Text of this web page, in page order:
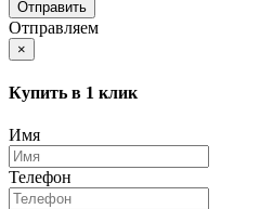
Отправляем
×
Купить в 1 клик
Имя
Телефон